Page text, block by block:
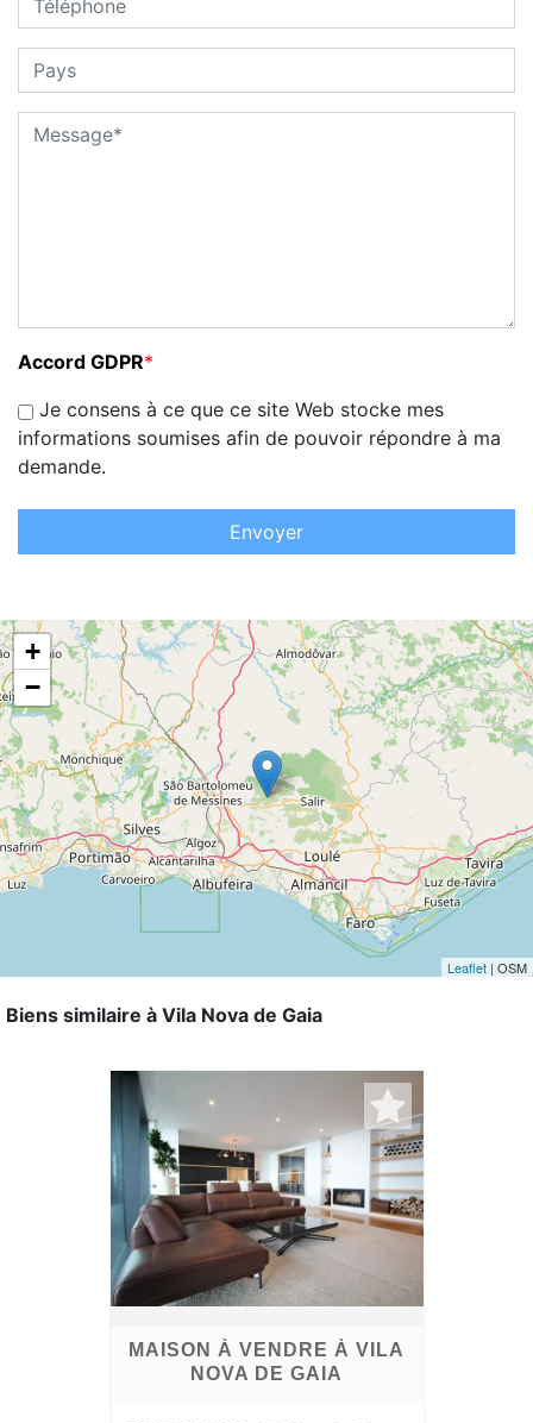
Accord GDPR*
Je consens à ce que ce site Web stocke mes
informations soumises afin de pouvoir répondre à ma
demande.
Envoyer
+
−
Leaflet | OSM
Biens similaire à Vila Nova de Gaia
MAISON À VENDRE À VILA
NOVA DE GAIA